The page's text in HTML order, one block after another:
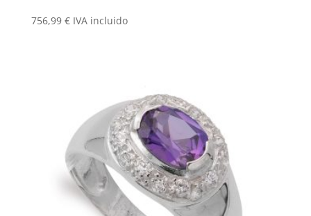
756,99 € IVA incluido